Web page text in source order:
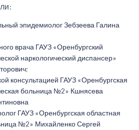
эпидемиолог Зебзеева Галина
врача ГАУЗ «Оренбургский
наркологический диспансер»
консультацией ГАУЗ «Оренбургская
больница №2» Кшнясева
ГАУЗ «Оренбургская областная
№2» Михайленко Сергей